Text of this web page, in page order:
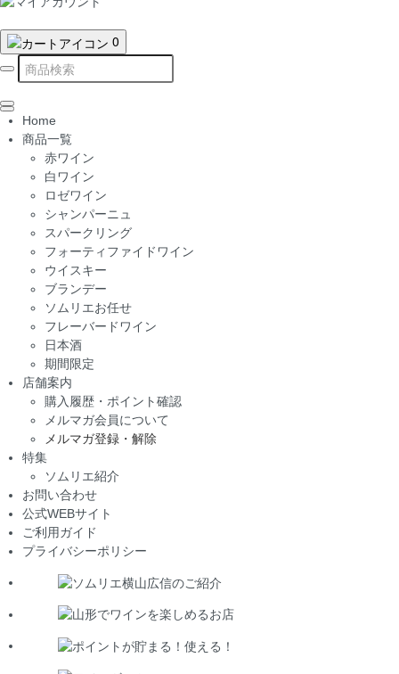
0
Home
商品一覧
赤ワイン
白ワイン
ロゼワイン
シャンパーニュ
スパークリング
フォーティファイドワイン
ウイスキー
ブランデー
ソムリエお任せ
フレーバードワイン
日本酒
期間限定
店舗案内
購入履歴・ポイント確認
メルマガ会員について
メルマガ登録・解除
特集
ソムリエ紹介
お問い合わせ
公式WEBサイト
ご利用ガイド
プライバシーポリシー